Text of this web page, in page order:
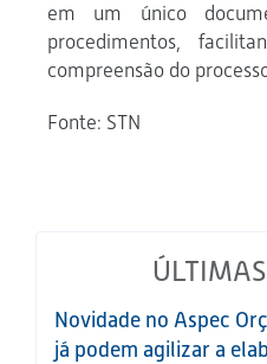
em um único
procedimentos,
compreensão do
Fonte: STN
Novidade no Aspec
já podem agilizar a